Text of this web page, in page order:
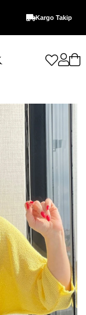
Kargo Takip